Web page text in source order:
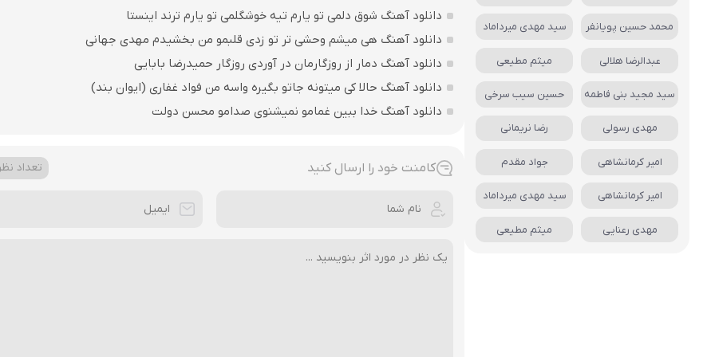
دانلود آهنگ شوق دلمی تو یارم تیه خوشگلمی تو یارم ترند اینستا
دانلود آهنگ هی میشم وحشی تر تو زدی قلبمو من بخشیدم مهدی جهانی
دانلود آهنگ دمار از روزگارمان در آوردی روزگار حمیدرضا بابایی
دانلود آهنگ حالا کی میتونه جاتو بگیره واسه من فواد غفاری (ایوان بند)
دانلود آهنگ خدا ببین غمامو نمیشنوی صدامو محسن دولت
کامنت خود را ارسال کنید تعداد
محمد حسین پویانفر سید مهدی میرداماد
عبدالرضا هلالی میثم مطیعی
سید مجید بنی فاطمه حسین سیب سرخی
مهدی رسولی رضا نریمانی
امیر کرمانشاهی جواد مقدم
امیر کرمانشاهی سید مهدی میرداماد
مهدی رعنایی میثم مطیعی